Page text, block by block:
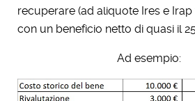
recuperare (ad aliquote Ires e Irap
con un beneficio netto di quasi il
Ad esempio: